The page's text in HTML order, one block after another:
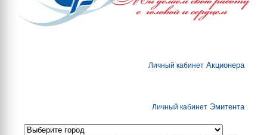
Личный кабинет Акционера
Личный кабинет Эмитента